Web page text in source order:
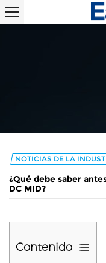
NOTICIAS DE LA
¿Qué debe saber
DC MID?
Contenido